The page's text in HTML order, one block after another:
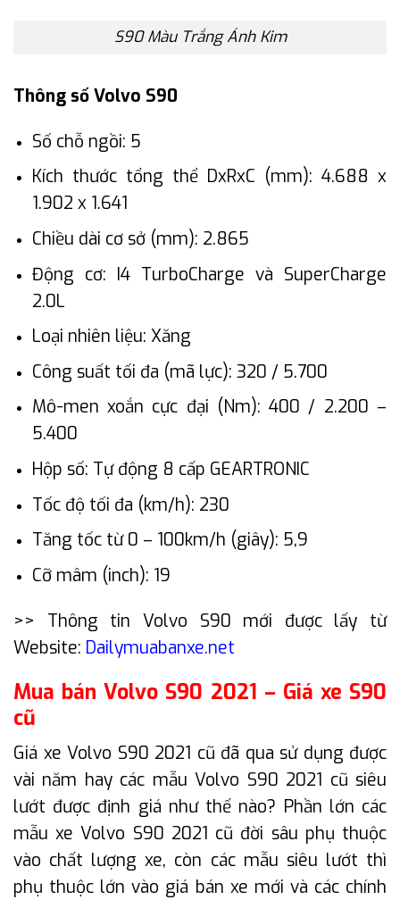
S90 Màu Trắng Ánh Kim
Thông số Volvo S90
Số chỗ ngồi: 5
Kích thước tổng thể DxRxC (mm): 4.688 x
1.902 x 1.641
Chiều dài cơ sở (mm): 2.865
Động cơ: I4 TurboCharge và SuperCharge
2.0L
Loại nhiên liệu: Xăng
Công suất tối đa (mã lực): 320 / 5.700
Mô-men xoắn cực đại (Nm): 400 / 2.200 –
5.400
Hộp số: Tự động 8 cấp GEARTRONIC
Tốc độ tối đa (km/h): 230
Tăng tốc từ 0 – 100km/h (giây): 5,9
Cỡ mâm (inch): 19
>> Thông tin Volvo S90 mới được lấy từ
Website: Dailymuabanxe.net
Mua bán Volvo S90 2021 – Giá xe S90
cũ
Giá xe Volvo S90 2021 cũ đã qua sử dụng được
vài năm hay các mẫu Volvo S90 2021 cũ siêu
lướt được định giá như thế nào? Phần lớn các
mẫu xe Volvo S90 2021 cũ đời sâu phụ thuộc
vào chất lượng xe, còn các mẫu siêu lướt thì
phụ thuộc lớn vào giá bán xe mới và các chính